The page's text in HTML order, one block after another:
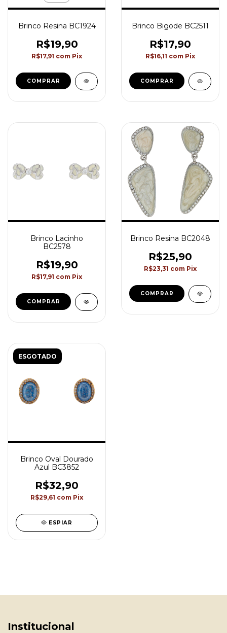
Brinco Resina BC1924
R$19,90
R$17,91 com Pix
COMPRAR
Brinco Bigode BC2511
R$17,90
R$16,11 com Pix
COMPRAR
Brinco Lacinho
BC2578
R$19,90
R$17,91 com Pix
COMPRAR
Brinco Resina BC2048
R$25,90
R$23,31 com Pix
COMPRAR
ESGOTADO
Brinco Oval Dourado
Azul BC3852
R$32,90
R$29,61 com Pix
ESPIAR
Institucional